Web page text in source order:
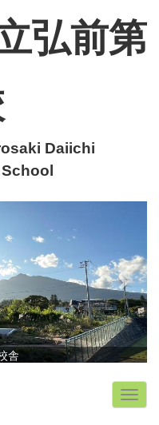
弘前第
Daiichi
舎
x
t